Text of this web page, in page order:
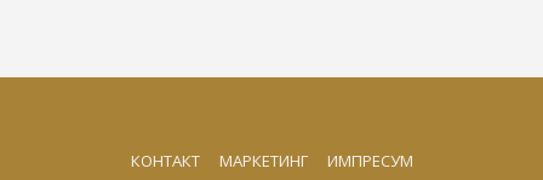
КОНТАКТ МАРКЕТИНГ ИМПРЕСУМ